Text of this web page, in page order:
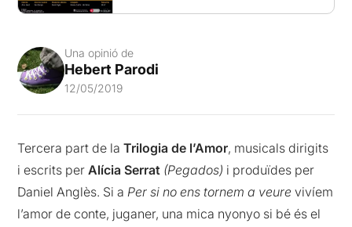
Una opinió de
Hebert Parodi
12/05/2019
Tercera part de laTrilogia de l’Amor, musicals dirigits
i escrits perAlícia Serrat (Pegados) i produïdes per
Daniel Anglès. Si aPer si no ens tornem a veure vivíem
l’amor de conte, juganer, una mica nyonyo si bé és el